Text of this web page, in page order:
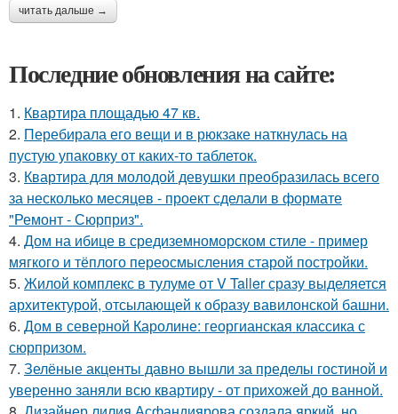
читать дальше →
Последние обновления на сайте:
1. Квартира площадью 47 кв.
2. Перебирала его вещи и в рюкзаке наткнулась на
пустую упаковку от каких-то таблеток.
3. Квартира для молодой девушки преобразилась всего
за несколько месяцев - проект сделали в формате
"Ремонт - Сюрприз".
4. Дом на ибице в средиземноморском стиле - пример
мягкого и тёплого переосмысления старой постройки.
5. Жилой комплекс в тулуме от V Taller сразу выделяется
архитектурой, отсылающей к образу вавилонской башни.
6. Дом в северной Каролине: георгианская классика с
сюрпризом.
7. Зелёные акценты давно вышли за пределы гостиной и
уверенно заняли всю квартиру - от прихожей до ванной.